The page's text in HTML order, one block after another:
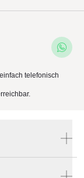
telefonisch